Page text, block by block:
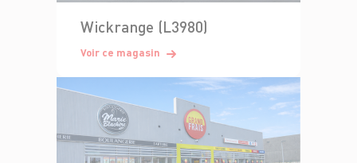
Wickrange (L3980)
Voir ce magasin